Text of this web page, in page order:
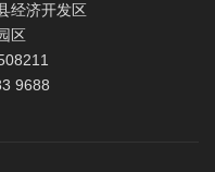
经济开发区
区
9688